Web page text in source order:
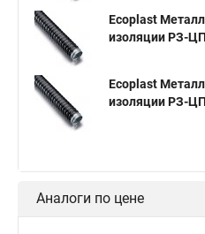
Ecoplast
изоляции РЗ-
Ecoplast
изоляции РЗ-
Аналоги по цене